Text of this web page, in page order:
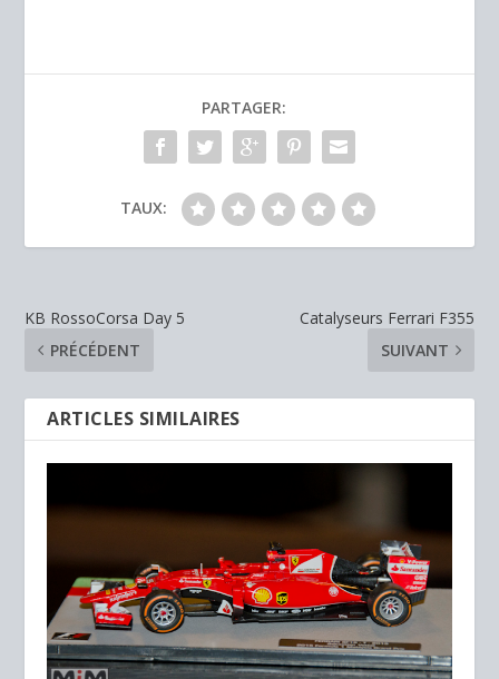
PARTAGER:
TAUX:
KB RossoCorsa Day 5
PRÉCÉDENT
Catalyseurs Ferrari F355
SUIVANT
ARTICLES SIMILAIRES